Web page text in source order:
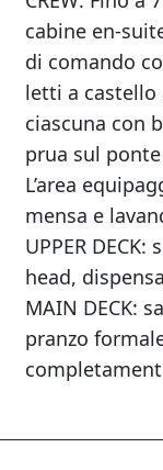
cabine en-
di comando
letti a castello
ciascuna con
prua sul
L’area
mensa e
UPPER
head,
MAIN DECK:
pranzo